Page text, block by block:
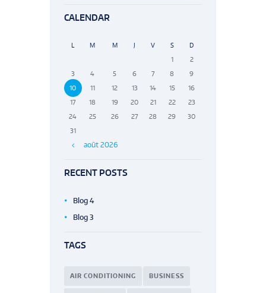
CALENDAR
août 2026
M M V S D
1
2
3
4 5 6 7 8
9
10
11 12 13 14 15
16
17
18 19 20 21 22
23
24
25 26 27 28 29
30
31
RECENT POSTS
Blog 4
Blog 3
TAGS
AIR CONDITIONING BUSINESS